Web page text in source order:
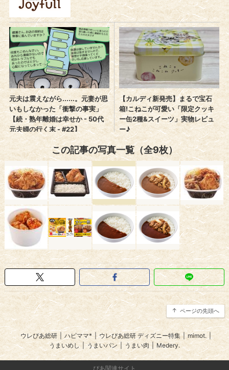
この記事の写真一覧（全9枚）
ページの先頭へ
ウレぴあ総研 ハピママ* | ウレぴあ総研 ディズニー特集 | mimot.
うまいめし
うまいパン | うまい肉 Medery.
ぴあ関連サイト